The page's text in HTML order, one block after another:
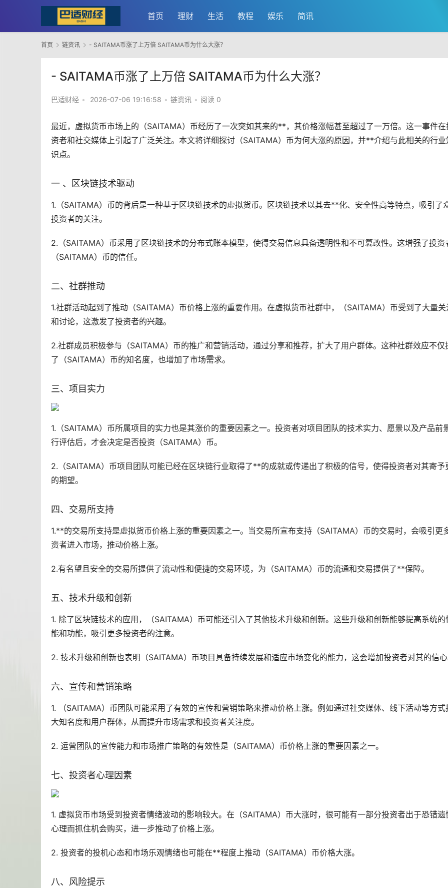
首页 理财 生活 教程 娱乐 简讯
首页 链资讯 - SAITAMA币涨了上万倍 SAITAMA币为什么大涨？
- SAITAMA币涨了上万倍 SAITAMA币为什么大涨？
巴适财经 • 2026-07-06 19:16:58 • 链资讯 • 阅读 0
最近， 虚拟货币市场上的（SAITAMA）币经历了一次突如其来的**，其价格涨幅甚至超过了一万倍。这一事件在
资者和社交媒体上引起了广泛关注。本文将详细探讨（SAITAMA）币为何大涨的原因，并**介绍与此相关的行业
识点。
一 、 区块链技术驱动
1.（SAITAMA）币的背后是一种基于区块链技术的虚拟货币。区块链技术以其去**化、安全性高等特点，吸引了
投资者的关注。
2.（SAITAMA）币采用了区块链技术的分布式账本模型，使得交易信息具备透明性和不可篡改性。这增强了投资
（SAITAMA）币的信任。
二、社群推动
1.社群活动起到了推动（SAITAMA）币价格上涨的重要作用。在虚拟货币社群中，（SAITAMA）币受到了大量关
和讨论，这激发了投资者的兴趣。
2.社群成员积极参与（SAITAMA）币的推广和营销活动，通过分享和推荐，扩大了用户群体。这种社群效应不仅
了（SAITAMA）币的知名度，也增加了市场需求。
三、项目实力
1.（SAITAMA）币所属项目的实力也是其涨价的重要因素之一。投资者对项目团队的技术实力、愿景以及产品前
行评估后，才会决定是否投资（SAITAMA）币。
2.（SAITAMA）币项目团队可能已经在区块链行业取得了**的成就或传递出了积极的信号，使得投资者对其寄予
的期望。
四、 交易所支持
1.**的交易所支持是虚拟货币价格上涨的重要因素之一。当交易所宣布支持（SAITAMA）币的交易时，会吸引更
资者进入市场，推动价格上涨。
2.有名望且安全的交易所提供了流动性和便捷的交易环境，为（SAITAMA）币的流通和交易提供了**保障。
五、技术升级和创新
1. 除了区块链技术的应用，（SAITAMA）币可能还引入了其他技术升级和创新。这些升级和创新能够提高系统的
能和功能，吸引更多投资者的注意。
2. 技术升级和创新也表明（SAITAMA）币项目具备持续发展和适应市场变化的能力，这会增加投资者对其的信
六、宣传和营销策略
1. （SAITAMA）币团队可能采用了有效的宣传和营销策略来推动价格上涨。例如通过社交媒体、线下活动等方式
大知名度和用户群体，从而提升市场需求和投资者关注度。
2. 运营团队的宣传能力和市场推广策略的有效性是（SAITAMA）币价格上涨的重要因素之一。
七、投资者心理因素
1. 虚拟货币市场受到投资者情绪波动的影响较大。在（SAITAMA）币大涨时，很可能有一部分投资者出于恐错遗
心理而抓住机会购买，进一步推动了价格上涨。
2. 投资者的投机心态和市场乐观情绪也可能在**程度上推动（SAITAMA）币价格大涨。
八、风险提示